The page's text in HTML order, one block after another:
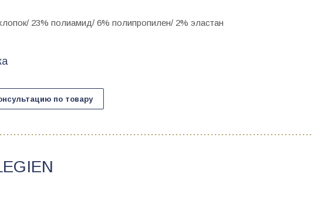
23% полиамид/ 6% полипропилен/ 2% эластан
по товару